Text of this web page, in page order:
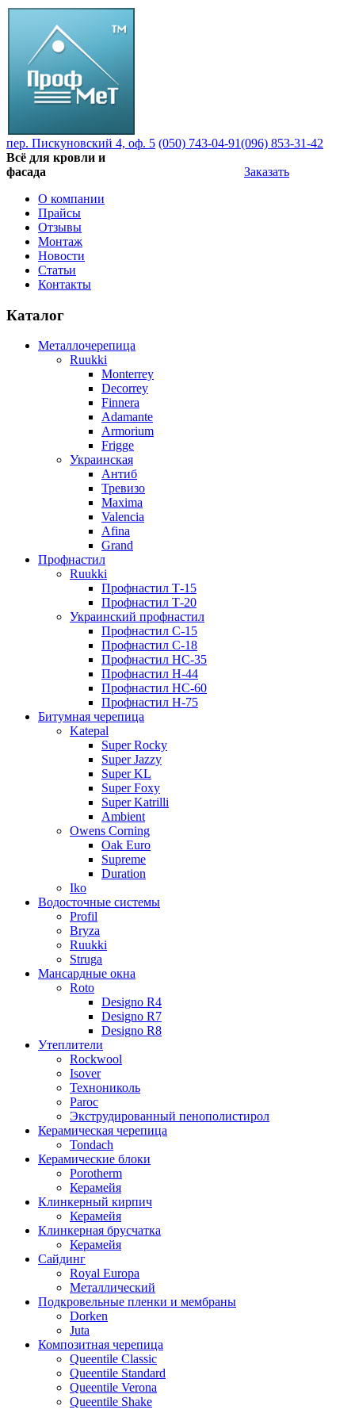
пер. Пискуновский 4, оф. 5 (050) 743-04-91(096) 853-31-42
Всё для кровли и
фасада
Заказать
О компании
Прайсы
Отзывы
Монтаж
Новости
Статьи
Контакты
Каталог
Металлочерепица
Ruukki
Monterrey
Decorrey
Finnera
Adamante
Armorium
Frigge
Украинская
Антиб
Тревизо
Maxima
Valencia
Afina
Grand
Профнастил
Ruukki
Профнастил Т-15
Профнастил Т-20
Украинский профнастил
Профнастил С-15
Профнастил С-18
Профнастил НС-35
Профнастил Н-44
Профнастил НС-60
Профнастил Н-75
Битумная черепица
Katepal
Super Rocky
Super Jazzy
Super KL
Super Foxy
Super Katrilli
Ambient
Owens Corning
Oak Euro
Supreme
Duration
Iko
Водосточные системы
Profil
Bryza
Ruukki
Struga
Мансардные окна
Roto
Designo R4
Designo R7
Designo R8
Утеплители
Rockwool
Isover
Технониколь
Paroc
Экструдированный пенополистирол
Керамическая черепица
Tondach
Керамические блоки
Porotherm
Керамейя
Клинкерный кирпич
Керамейя
Клинкерная брусчатка
Керамейя
Сайдинг
Royal Europa
Металлический
Подкровельные пленки и мембраны
Dorken
Juta
Композитная черепица
Queentile Classic
Queentile Standard
Queentile Verona
Queentile Shake